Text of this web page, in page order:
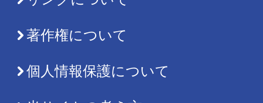
著作権について
個人情報保護について